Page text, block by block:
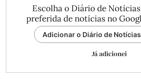
Escolha o Diário de
preferida de notícias no
Adicionar o Diário de
Já adicionei